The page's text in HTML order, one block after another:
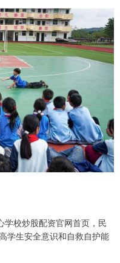
校炒股配资官网首页，民
学生安全意识和自救自护能